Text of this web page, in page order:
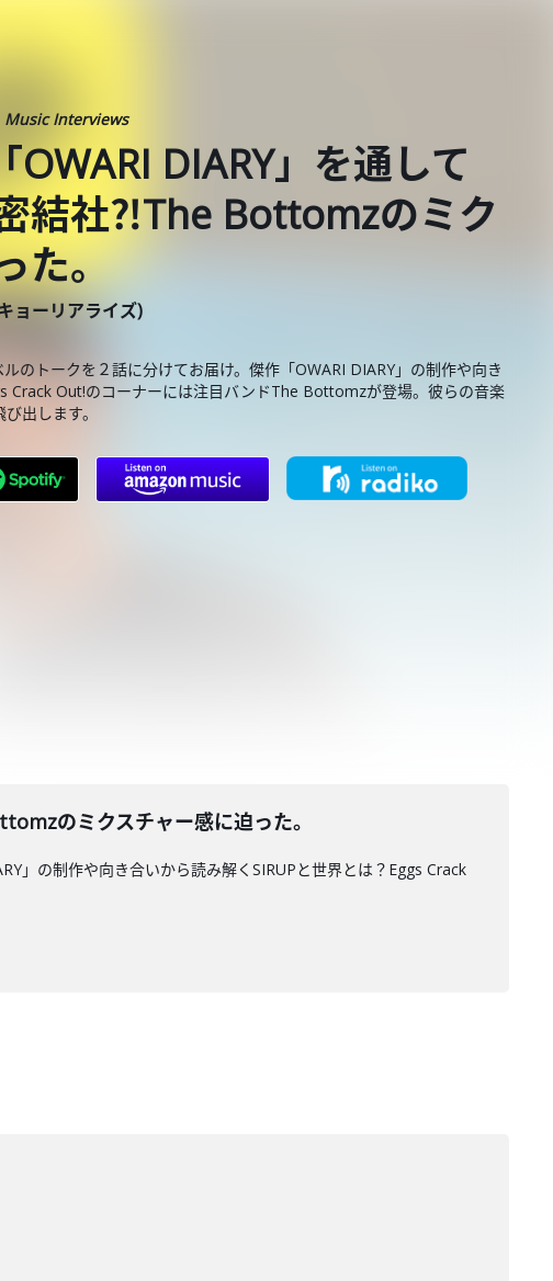
Music Interviews
DIARY」を通して
結社⁈The Bottomzのミク
た。
ョーリアライズ)
のトークを２話に分けてお届け。傑作「OWARI DIARY」の制作や向き
Crack Out!のコーナーには注目バンドThe Bottomzが登場。彼らの音楽
出します。
のミクスチャー感に迫った。
」の制作や向き合いから読み解くSIRUPと世界とは？Eggs Crack